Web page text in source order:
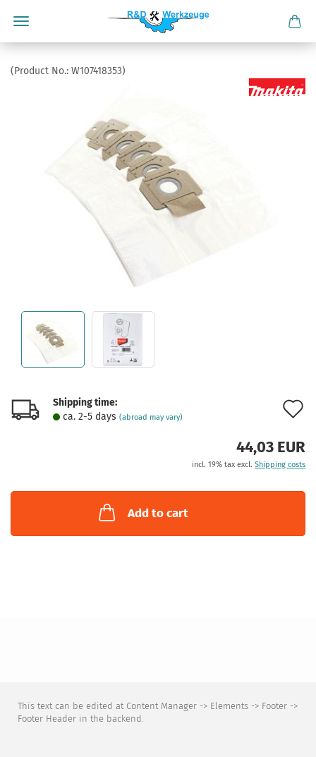
(Product No.: W107418353)
Shipping time:
ca. 2-5 days (abroad may vary)
44,03 EUR
incl. 19% tax excl. Shipping costs
Add to cart
This text can be edited at Content Manager -> Elements -> Footer ->
Footer Header in the backend.